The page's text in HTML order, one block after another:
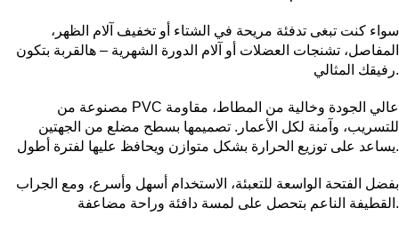
سواء كنت تبغى تدفئة مريحة في الشتاء أو تخفيف آلام الظهر،
المفاصل، تشنجات العضلات أو آلام الدورة الشهرية – هالقربة بتكون
رفيقك المثالي.
مصنوعة من PVC عالي الجودة وخالية من المطاط، مقاومة
للتسريب، وآمنة لكل الأعمار. تصميمها بسطح مضلع من الجهتين
يساعد على توزيع الحرارة بشكل متوازن ويحافظ عليها لفترة أطول.
بفضل الفتحة الواسعة للتعبئة، الاستخدام أسهل وأسرع، ومع الجراب
القطيفة الناعم بتحصل على لمسة دافئة وراحة مضاعفة.